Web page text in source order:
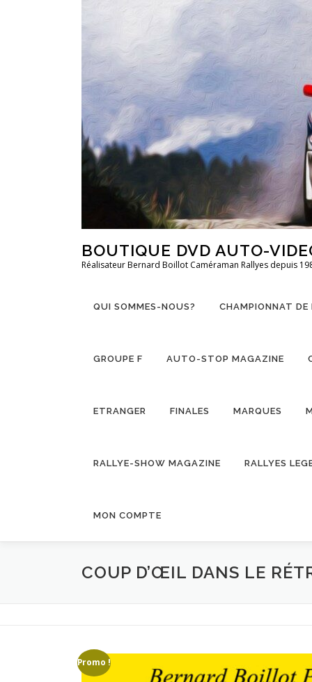
BOUTIQUE DVD AUTO-
Réalisateur Bernard Boillot Caméraman Rallyes depuis
QUI SOMMES-NOUS? CHAMPIONNAT DE
GROUPE F AUTO-STOP MAGAZINE
ETRANGER FINALES MARQUES
RALLYE-SHOW MAGAZINE RALLYES
MON COMPTE
COUP D’ŒIL DANS LE
Promo !